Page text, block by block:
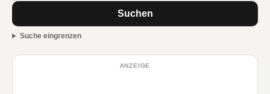
Suchen
Suche eingrenzen
ANZEIGE